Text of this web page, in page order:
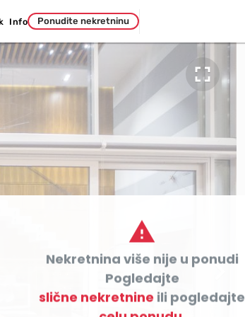
Info Ponudite nekretninu



Nekretnina više nije u ponudi
Pogledajte
slične nekretnine ili pogledajte